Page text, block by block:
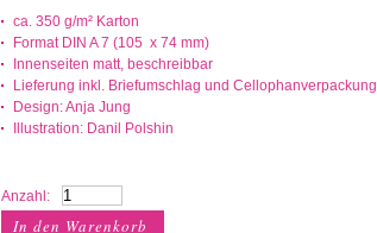
ca. 350 g/m² Karton
Format DIN A 7 (105 x 74 mm)
Innenseiten matt, beschreibbar
Lieferung inkl. Briefumschlag und Cellophanverpackung
Design: Anja Jung
Illustration: Danil Polshin
Anzahl: